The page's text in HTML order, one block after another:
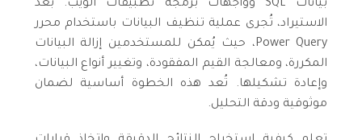
بيانات SQL وواجهات برمجة تطبيقات الويب. بعد
الاستيراد، تُجرى عملية تنظيف البيانات باستخدام محرر
Power Query، حيث يُمكن للمستخدمين إزالة البيانات
المكررة، ومعالجة القيم المفقودة، وتغيير أنواع البيانات،
وإعادة تشكيلها. تُعد هذه الخطوة أساسية لضمان
موثوقية ودقة التحليل.